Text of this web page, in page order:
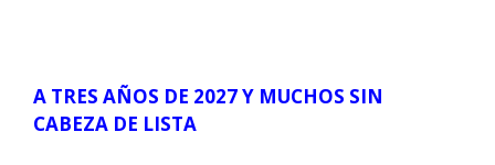
A TRES AÑOS DE 2027 Y MUCHOS SIN
CABEZA DE LISTA